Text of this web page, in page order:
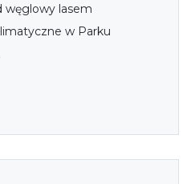
węglowy lasem
w Parku